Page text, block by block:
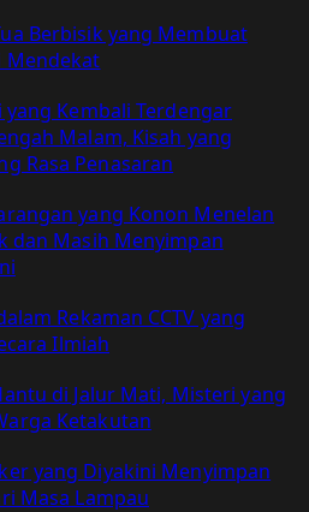
Berbisik yang Membuat
Mendekat
Kembali Terdengar
Malam, Kisah yang
Rasa Penasaran
yang Konon Menelan
dan Masih Menyimpan
Rekaman CCTV yang
Ilmiah
di Jalur Mati, Misteri yang
Ketakutan
yang Diyakini Menyimpan
Masa Lampau